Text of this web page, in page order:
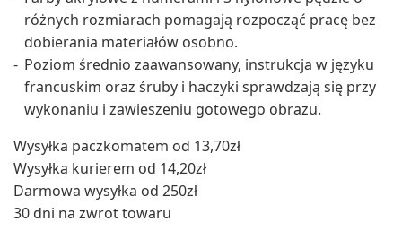
różnych rozmiarach pomagają rozpocząć pracę bez
dobierania materiałów osobno.
Poziom średnio zaawansowany, instrukcja w języku
francuskim oraz śruby i haczyki sprawdzają się przy
wykonaniu i zawieszeniu gotowego obrazu.
Wysyłka paczkomatem od 13,70zł
Wysyłka kurierem od 14,20zł
Darmowa wysyłka od 250zł
30 dni na zwrot towaru